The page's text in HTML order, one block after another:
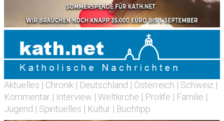
Aktuelles | Chronik | Deutschland | Österreich | Schweiz |
Kommentar | Interview | Weltkirche | Prolife | Familie |
Jugend | Spirituelles | Kultur | Buchtipp